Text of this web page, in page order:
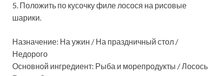
5. Положить по кусочку филе лосося на рисовые
шарики.
Назначение: На ужин / На праздничный стол /
Недорого
Основной ингредиент: Рыба и морепродукты / Лосось